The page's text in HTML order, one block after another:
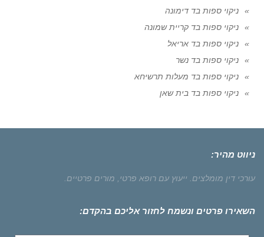
ניקוי ספות בד דימונה
ניקוי ספות בד קריית שמונה
ניקוי ספות בד אריאל
ניקוי ספות בד נשר
ניקוי ספות בד מעלות תרשיחא
ניקוי ספות בד בית שאן
ניווט מהיר:
עורכי דין מומלצים. ייעוץ עם רופא פרטי, מורים פרטיים.
השאירו פרטים ונשמח לחזור אליכם בהקדם: